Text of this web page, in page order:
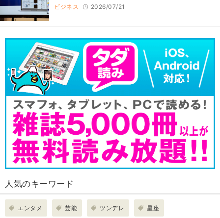
ビジネス 2026/07/21
人気のキーワード
エンタメ 芸能 ツンデレ 星座